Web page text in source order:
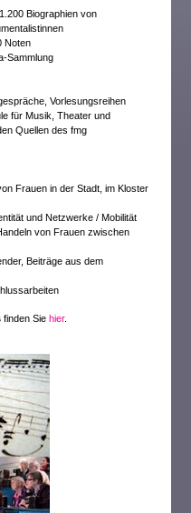
Biographien von
Noten
Sammlung
Vorlesungsreihen
für Musik, Theater und
Quellen des fmg
Frauen in der Stadt, im Kloster
und Netzwerke / Mobilität
von Frauen zwischen
Beiträge aus dem
finden Siehier.